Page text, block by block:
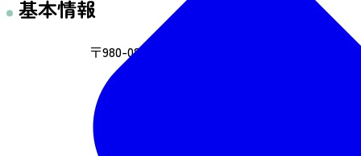
基本情報
〒980-0803 宮城県仙台市青葉区国分町2-2-6